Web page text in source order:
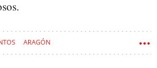
ARAGÓN